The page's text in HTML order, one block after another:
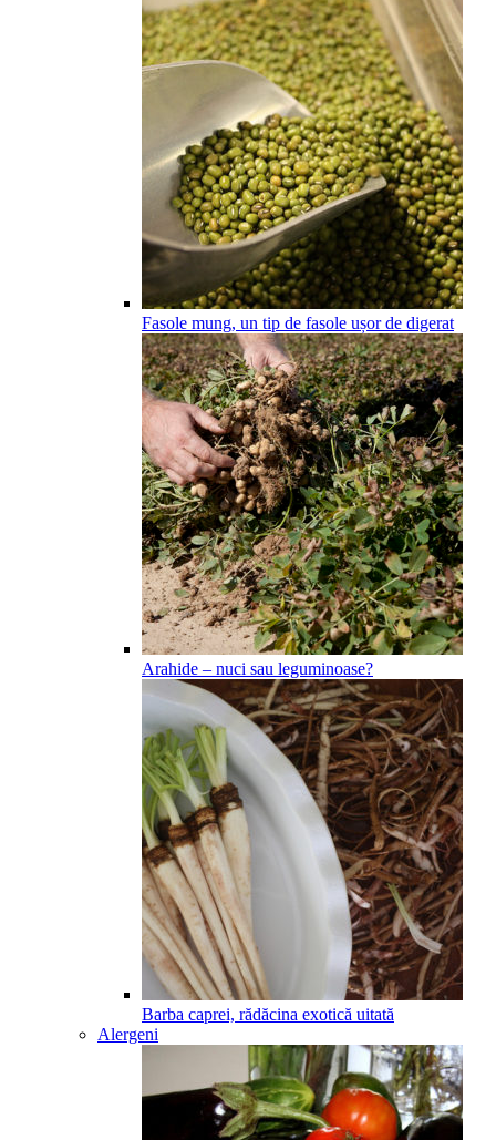
Fasole mung, un tip de fasole ușor de digerat
Arahide – nuci sau leguminoase?
Barba caprei, rădăcina exotică uitată
Alergeni